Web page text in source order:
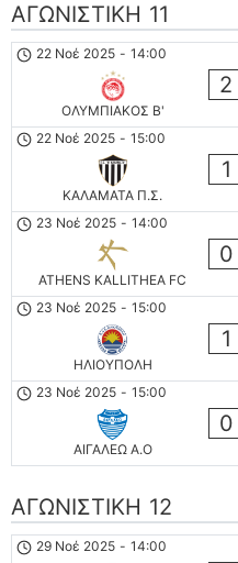
ΑΓΩΝΙΣΤΙΚΗ 11
22 Νοέ 2025 - 14:00
ΟΛΥΜΠΙΑΚΟΣ Β'
2
22 Νοέ 2025 - 15:00
ΚΑΛΑΜΑΤΑ Π.Σ.
1
23 Νοέ 2025 - 14:00
ATHENS KALLITHEA FC
0
23 Νοέ 2025 - 15:00
ΗΛΙΟΥΠΟΛΗ
1
23 Νοέ 2025 - 15:00
ΑΙΓΑΛΕΩ A.O
0
ΑΓΩΝΙΣΤΙΚΗ 12
29 Νοέ 2025 - 14:00